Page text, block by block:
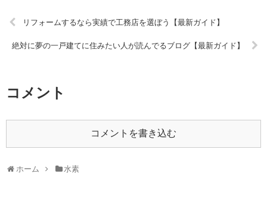
リフォームするなら実績で工務店を選ぼう【最新ガイド】
絶対に夢の一戸建てに住みたい人が読んでるブログ【最新ガイド】
コメント
コメントを書き込む
ホーム 水素